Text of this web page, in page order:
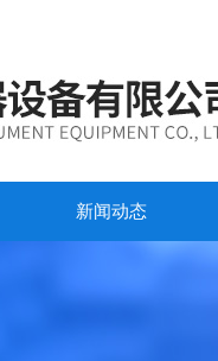
新闻动态